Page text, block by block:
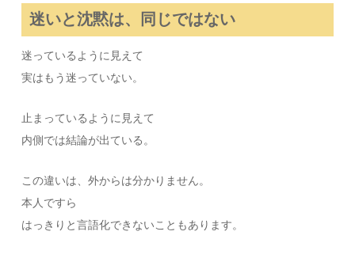
迷いと沈黙は、同じではない
迷っているように見えて
実はもう迷っていない。
止まっているように見えて
内側では結論が出ている。
この違いは、外からは分かりません。
本人ですら
はっきりと言語化できないこともあります。